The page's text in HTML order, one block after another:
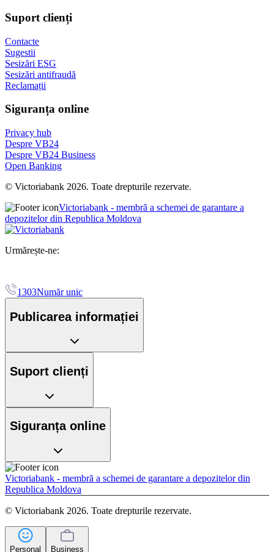
Suport clienți
Contacte
Sugestii
Sesizări ESG
Sesizări antifraudă
Reclamații
Siguranța online
Privacy hub
Despre VB24
Despre VB24 Business
Open Banking
© Victoriabank 2026. Toate drepturile rezervate.
Victoriabank - membră a schemei de garantare a
depozitelor din Republica Moldova
Urmărește-ne:
1303Număr unic
Publicarea informației
Suport clienți
Siguranța online
Victoriabank - membră a schemei de garantare a depozitelor din
Republica Moldova
© Victoriabank 2026. Toate drepturile rezervate.
Personal Business